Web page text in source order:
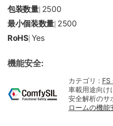
包装数量| 2500
最小個装数量 2500
RoHS| Yes
機能安全:
カテゴリ :
車載用途向け
安全解析のサ
ロームの機能